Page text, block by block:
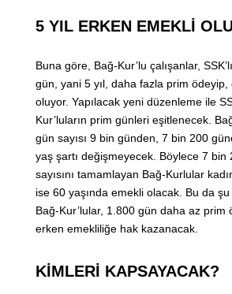
5 YIL ERKEN EMEKLİ
Buna göre, Bağ-Kur’lu çalışanlar,
gün, yani 5 yıl, daha fazla prim
oluyor. Yapılacak yeni düzenleme ile
Kur’luların prim günleri eşitlenecek.
gün sayısı 9 bin günden, 7 bin 200
yaş şartı değişmeyecek. Böylece 7 bin
sayısını tamamlayan Bağ-Kurlular
ise 60 yaşında emekli olacak. Bu da
Bağ-Kur’lular, 1.800 gün daha az prim
erken emekliliğe hak kazanacak.
KİMLERİ KAPSAYACAK?